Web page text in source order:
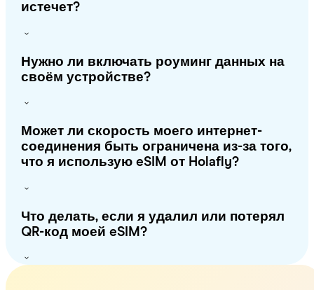
истечет?
Нужно ли включать роуминг данных на
своём устройстве?
Может ли скорость моего интернет-
соединения быть ограничена из-за того,
что я использую eSIM от Holafly?
Что делать, если я удалил или потерял
QR-код моей eSIM?